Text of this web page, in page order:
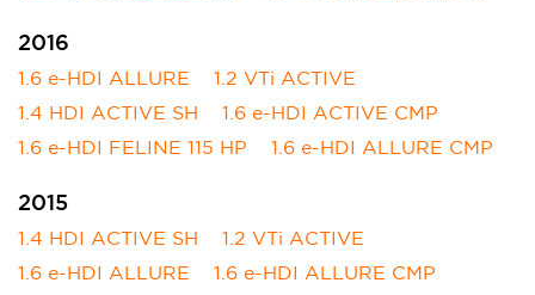
2016
1.6 e-HDI ALLURE
1.2 VTi ACTIVE
1.4 HDI ACTIVE SH
1.6 e-HDI ACTIVE CMP
1.6 e-HDI FELINE 115 HP
1.6 e-HDI ALLURE CMP
2015
1.4 HDI ACTIVE SH
1.2 VTi ACTIVE
1.6 e-HDI ALLURE
1.6 e-HDI ALLURE CMP